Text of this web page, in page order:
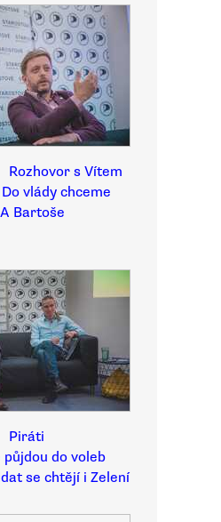
Rozhovor s Vítem
vlády chceme
Bartoše
Piráti
do voleb
se chtějí i Zelení